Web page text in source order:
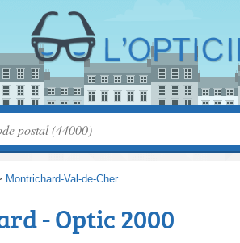
Montrichard-Val-de-Cher
- Optic 2000